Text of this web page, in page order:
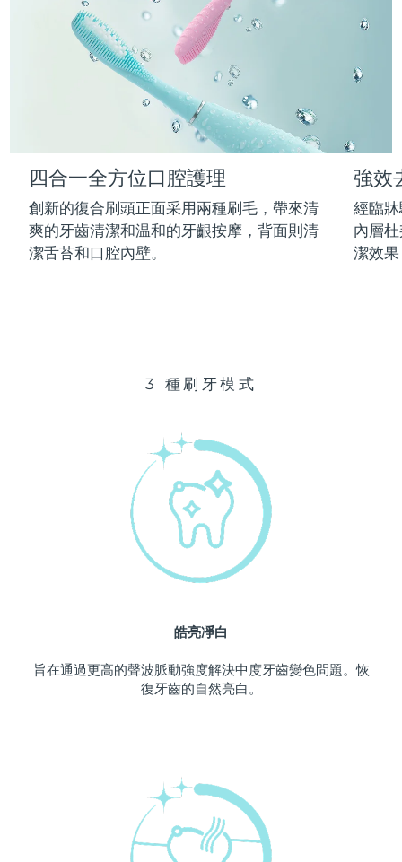
四合一全方位口腔護理
創新的復合刷頭正面采用兩種刷毛，帶來清
爽的牙齒清潔和温和的牙齦按摩，背面則清
潔舌苔和口腔內壁。
強效
經臨
內層
潔效
3 種刷牙模式
皓亮凈白
旨在通過更高的聲波脈動強度解決中度牙齒變色問題。恢
復牙齒的自然亮白。
ESPADA™ 設備
All acne treatment devices
眼部護理設備
All revitalizing eye massagers
KIWI™ 皮肤护理
Advanced pore care essentials
LUNA™ Dual-Peptide Scalp
Serum
For healthy hair
issa™ Teeth Whitening Gel
18% PAP
男士
預計送達日期 12/08/2026
預計送達日期
預計送達日期13/08/2026
澤西島 15/08/2026
哈薩克 預計送達日期12/08/2026
中國澳門特別行政區 預計送達日期
預計送達日期
預計送達日期
預計送達日期
預計送達日期